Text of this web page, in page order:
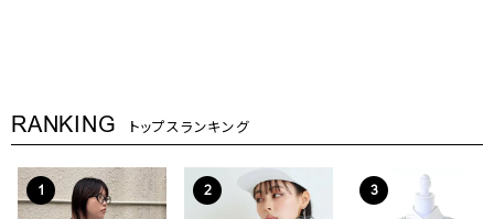
RANKING トップスランキング